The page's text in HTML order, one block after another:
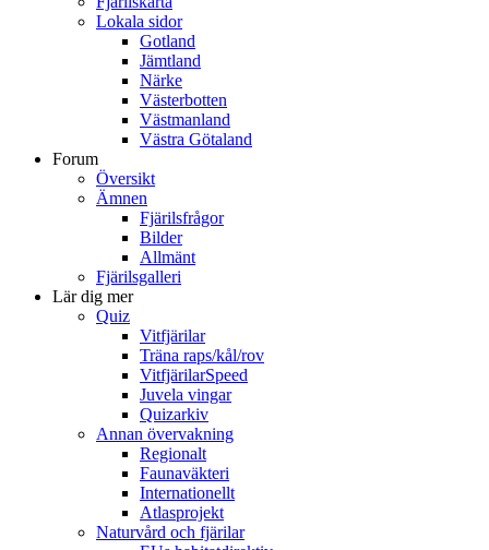
Lokala sidor
Gotland
Jämtland
Närke
Västerbotten
Västmanland
Västra Götaland
Forum
Översikt
Ämnen
Fjärilsfrågor
Bilder
Allmänt
Fjärilsgalleri
Lär dig mer
Quiz
Vitfjärilar
Träna raps/kål/rov
VitfjärilarSpeed
Juvela vingar
Quizarkiv
Annan övervakning
Regionalt
Faunaväkteri
Internationellt
Atlasprojekt
Naturvård och fjärilar